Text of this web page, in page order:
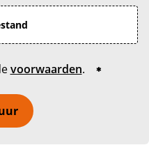
voorwaarden.